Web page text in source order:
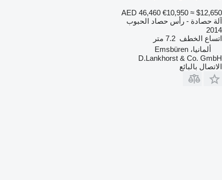
AED 46,460 €10,950 ≈ $12,650
آلة حصادة - رأس حصاد الحبوب
2014
اتساع الخطف 7.2 متر
ألمانيا، Emsbüren
D.Lankhorst & Co. GmbH
الاتصال بالبائع